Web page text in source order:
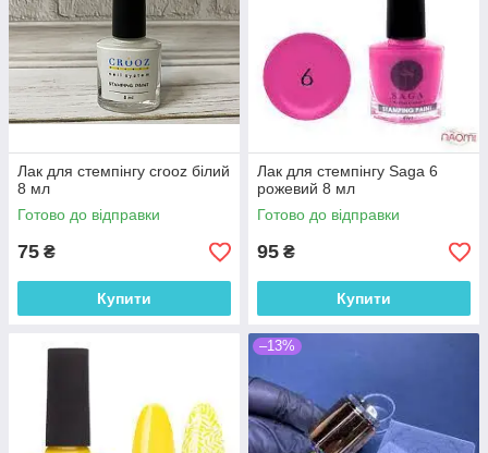
Лак для стемпінгу crooz білий
8 мл
Готово до відправки
75 ₴
Купити
Лак для стемпінгу Saga 6
рожевий 8 мл
Готово до відправки
95 ₴
Купити
–13%